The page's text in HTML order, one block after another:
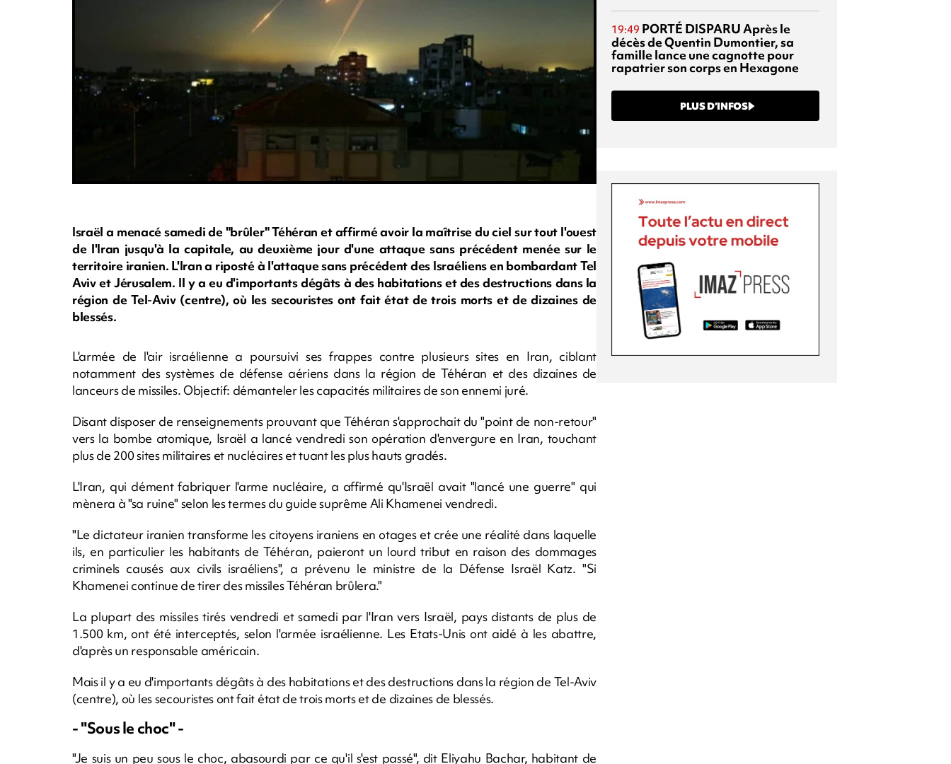
Israël a menacé samedi de "brûler" Téhéran et affirmé avoir la maîtrise du ciel sur tout l'ouest
de l'Iran jusqu'à la capitale, au deuxième jour d'une attaque sans précédent menée sur le
territoire iranien. L'Iran a riposté à l'attaque sans précédent des Israéliens en bombardant Tel
Aviv et Jérusalem. Il y a eu d'importants dégâts à des habitations et des destructions dans la
région de Tel-Aviv (centre), où les secouristes ont fait état de trois morts et de dizaines de
blessés.
L'armée de l'air israélienne a poursuivi ses frappes contre plusieurs sites en Iran, ciblant
notamment des systèmes de défense aériens dans la région de Téhéran et des dizaines de
lanceurs de missiles. Objectif: démanteler les capacités militaires de son ennemi juré.
Disant disposer de renseignements prouvant que Téhéran s'approchait du "point de non-retour"
vers la bombe atomique, Israël a lancé vendredi son opération d'envergure en Iran, touchant
plus de 200 sites militaires et nucléaires et tuant les plus hauts gradés.
L'Iran, qui dément fabriquer l'arme nucléaire, a affirmé qu'Israël avait "lancé une guerre" qui
mènera à "sa ruine" selon les termes du guide suprême Ali Khamenei vendredi.
"Le dictateur iranien transforme les citoyens iraniens en otages et crée une réalité dans laquelle
ils, en particulier les habitants de Téhéran, paieront un lourd tribut en raison des dommages
criminels causés aux civils israéliens", a prévenu le ministre de la Défense Israël Katz. "Si
Khamenei continue de tirer des missiles Téhéran brûlera."
La plupart des missiles tirés vendredi et samedi par l'Iran vers Israël, pays distants de plus de
1.500 km, ont été interceptés, selon l'armée israélienne. Les Etats-Unis ont aidé à les abattre,
d'après un responsable américain.
Mais il y a eu d'importants dégâts à des habitations et des destructions dans la région de Tel-Aviv
(centre), où les secouristes ont fait état de trois morts et de dizaines de blessés.
- "Sous le choc" -
"Je suis un peu sous le choc, abasourdi par ce qu'il s'est passé", dit Eliyahu Bachar, habitant de
19:49 PORTÉ DISPARUAprès le
décès de Quentin Dumontier, sa
famille lance une cagnotte pour
rapatrier son corps en Hexagone
PLUS D’INFOS